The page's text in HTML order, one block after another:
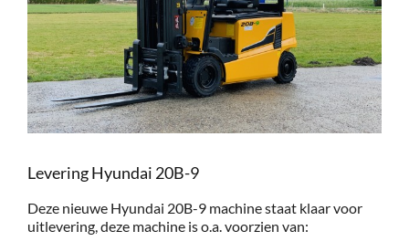
Services
Contact
Levering Hyundai 20B-9
Deze nieuwe Hyundai 20B-9 machine staat klaar voor
uitlevering, deze machine is o.a. voorzien van: